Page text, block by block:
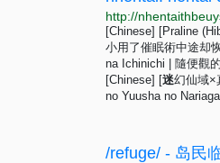
http://
[Chinese] [Praline
小用了催眠術中途却
na Ichinichi | 隨便觀
[Chinese] [迷幻仙域×
no Yuusha no
/refuge/ - 岛民